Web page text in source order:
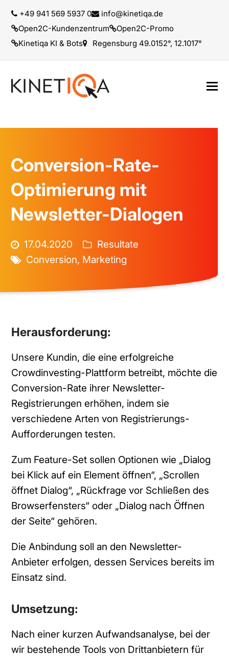
+49 941 569 5937 0
info@kinetiqa.de
Open2C-Kundenzentrum
Open2C-Promo
Kinetiqa KI & Bots
Regensburg 49.0152°, 12.1017°
Conversion-Rate-
Optimierung mit
Newsletter-Dialogen
17.04.2020
Resultate
Conversion, Marketing
Herausforderung:
Unsere Kundin, die eine erfolgreiche
Crowdinvesting-Plattform betreibt, möchte die
Conversion-Rate ihrer Newsletter-
Registrierungen erhöhen, indem sie
verschiedene Arten von Registrierungs-
Aufforderungen testen.
Zum Feature-Set sollen Optionen wie „Dialog
bei Klick auf ein Element öffnen“, „Scrollen
öffnet Dialog“, „Rückfrage vor Schließen des
Browserfensters“ oder „Dialog nach Öffnen
der Seite“ gehören.
Die Anbindung soll an den Newsletter-
Anbieter erfolgen, dessen Services bereits im
Einsatz sind.
Umsetzung:
Nach einer kurzen Aufwandsanalyse, bei der
wir bestehende Tools von Drittanbietern für